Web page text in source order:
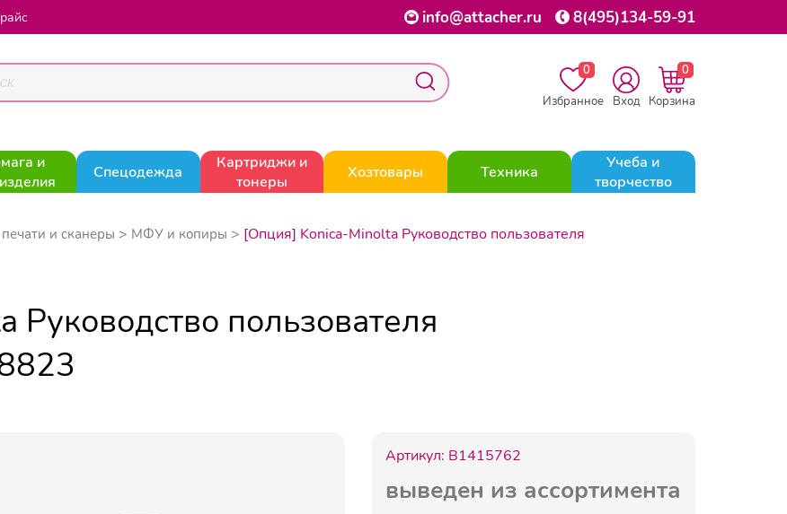
info@attacher.ru 8(495)134-59-91
0
Избранное
Вход
0
Корзина
и
Спецодежда
Картриджи и
тонеры
Хозтовары Техника
Учеба и
творчество
и сканеры МФУ и копиры
[Опция] Konica-Minolta Руководство пользователя
пользователя
Артикул: B1415762
выведен из ассортимента